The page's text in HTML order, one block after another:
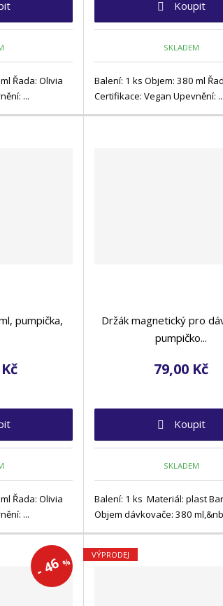
Řada: Olivia
...
Koupit
SKLADEM
Balení: 1 ks Objem: 380 ml
Certifikace: Vegan Upevnění: ...
pumpička,
Řada: Olivia
...
Držák magnetický pro
pumpičko...
79,00 Kč
Koupit
SKLADEM
Balení: 1 ks Materiál: plast
Objem dávkovače: 380
-46%
VÝPRODEJ